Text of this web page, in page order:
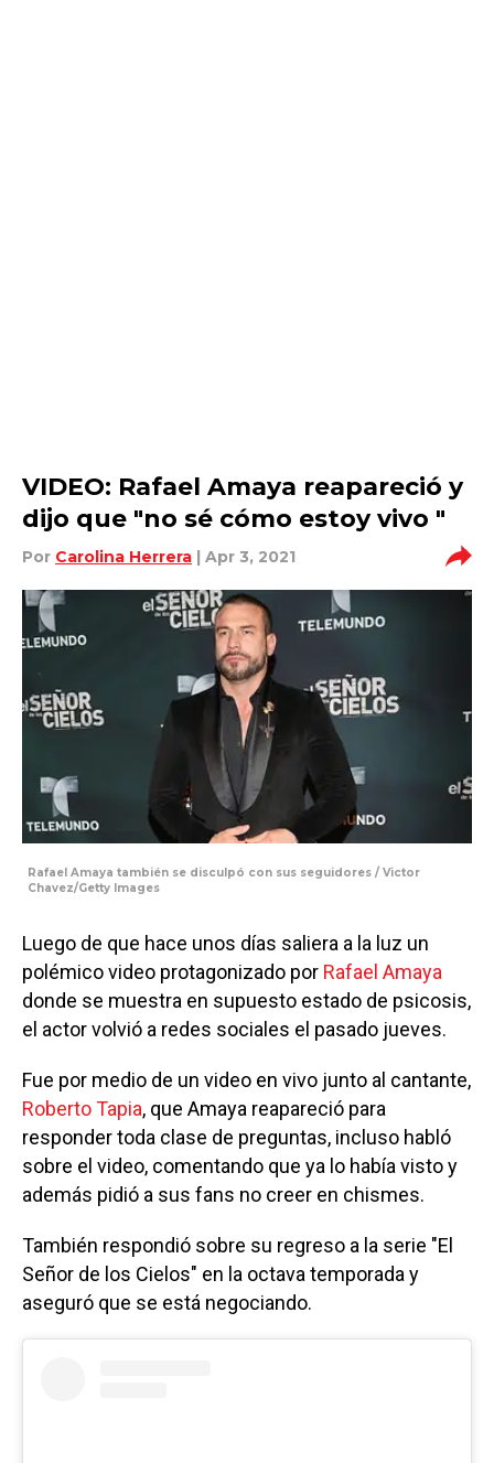
VIDEO: Rafael Amaya reapareció y
dijo que "no sé cómo estoy vivo "
Por Carolina Herrera | Apr 3, 2021
Rafael Amaya también se disculpó con sus seguidores / Victor
Chavez/Getty Images
Luego de que hace unos días saliera a la luz un
polémico video protagonizado por Rafael Amaya
donde se muestra en supuesto estado de psicosis,
el actor volvió a redes sociales el pasado jueves.
Fue por medio de un video en vivo junto al cantante,
Roberto Tapia, que Amaya reapareció para
responder toda clase de preguntas, incluso habló
sobre el video, comentando que ya lo había visto y
además pidió a sus fans no creer en chismes.
También respondió sobre su regreso a la serie "El
Señor de los Cielos" en la octava temporada y
aseguró que se está negociando.